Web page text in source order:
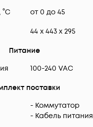
от 0 до 45
44 x 443 x 295
Питание
100-240 VAC
поставки
- Коммутатор
- Кабель питания